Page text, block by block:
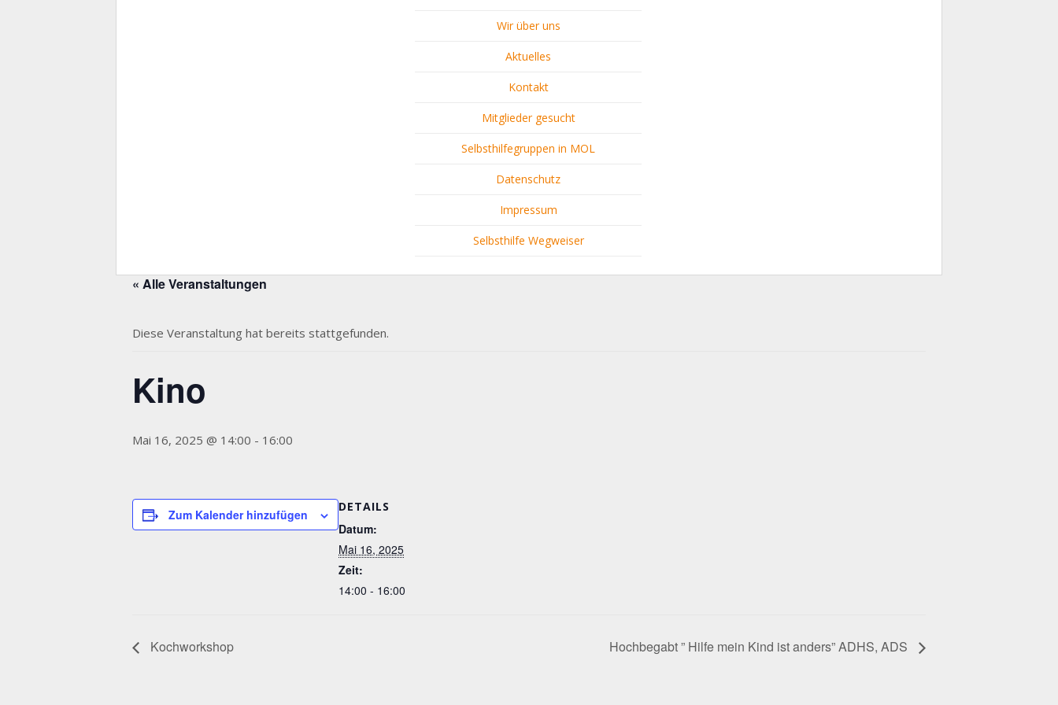
Wir über uns
Aktuelles
Kontakt
Mitglieder gesucht
Selbsthilfegruppen in MOL
Datenschutz
Impressum
Selbsthilfe Wegweiser
« Alle Veranstaltungen
Diese Veranstaltung hat bereits stattgefunden.
Kino
Mai 16, 2025 @ 14:00 - 16:00
Zum Kalender hinzufügen
DETAILS
Datum:
Mai 16, 2025
Zeit:
14:00 - 16:00
Kochworkshop Hochbegabt ” Hilfe mein Kind ist anders” ADHS, ADS